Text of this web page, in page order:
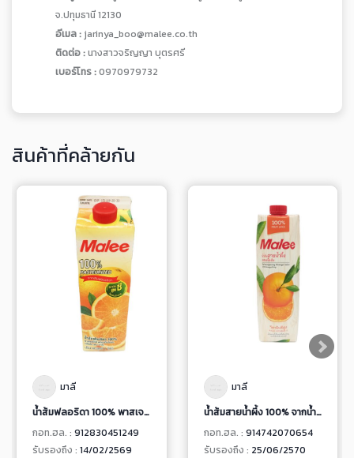
จ.ปทุมธานี 12130
อีเมล : jarinya_boo@malee.co.th
ติดต่อ :นางสาวจริญญา บุตรศรี
เบอร์โทร :0970979732
สินค้าที่คล้ายกัน
มาลี
น้ำส้มฟลอริดา 100% พาสเจอร์ไรส์ พร้อมเนื้อส้มและเกล็ดส้ม
กอท.ฮล. : 912830451249
รับรองถึง : 14/02/2569
มาลี
น้ำส้มสายน้ำผึ้ง 100% จากน้ำส้มเข้มข้น
กอท.ฮล. : 914742070654
รับรองถึง : 25/06/2570